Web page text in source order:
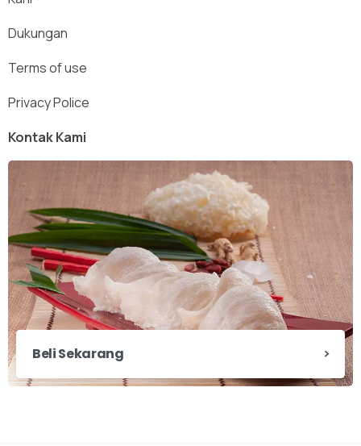
Dukungan
Terms of use
Privacy Police
Kontak Kami
Beli Sekarang